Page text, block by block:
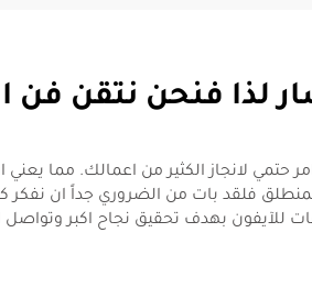
لذا فنحن نتقن فن
لانجاز الكثير من اعمالك. مما يعني
فلقد بات من الضروري جداً ان
للآيفون بهدف تحقيق نجاح اكبر